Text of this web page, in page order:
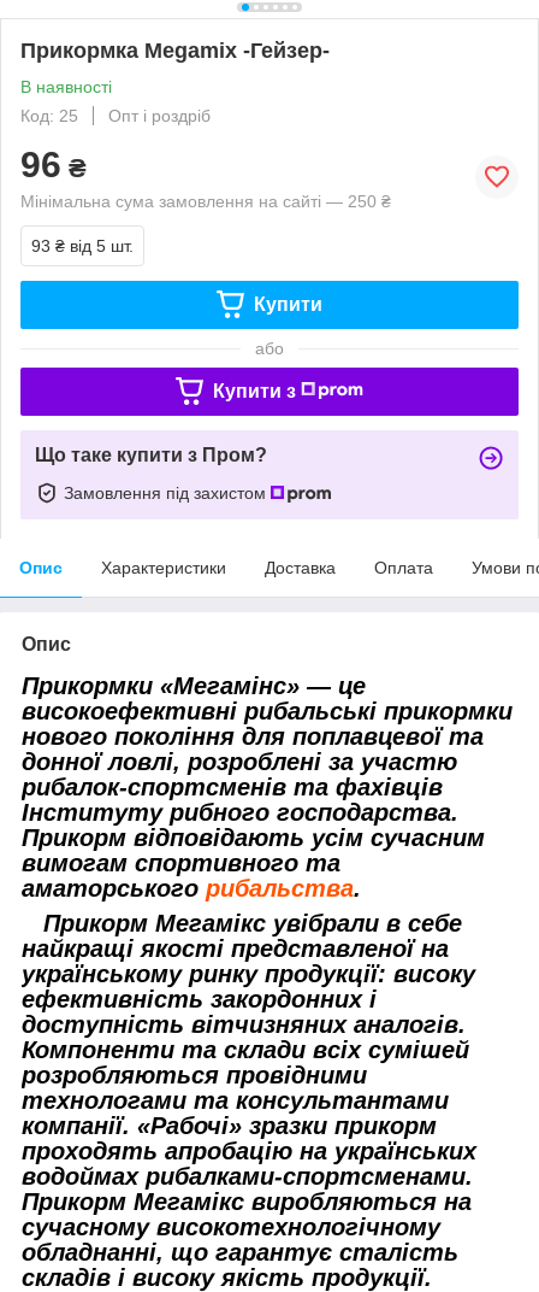
Прикормка Megamix -Гейзер-
В наявності
Код: 25
Опт і роздріб
96 ₴
Мінімальна сума замовлення на сайті — 250 ₴
93 ₴ від 5 шт.
Купити
або
Купити з
Що таке купити з Пром?
Замовлення під захистом
Опис Характеристики Доставка Оплата Умови
Опис
Прикормки «Мегамінс» — це
високоефективні рибальські прикормки
нового покоління для поплавцевої та
донної ловлі, розроблені за участю
рибалок-спортсменів та фахівців
Інституту рибного господарства.
Прикорм відповідають усім сучасним
вимогам спортивного та
аматорського рибальства.
Прикорм Мегамікс увібрали в себе
найкращі якості представленої на
українському ринку продукції: високу
ефективність закордонних і
доступність вітчизняних аналогів.
Компоненти та склади всіх сумішей
розробляються провідними
технологами та консультантами
компанії. «Рабочі» зразки прикорм
проходять апробацію на українських
водоймах рибалками-спортсменами.
Прикорм Мегамікс виробляються на
сучасному високотехнологічному
обладнанні, що гарантує сталість
складів і високу якість продукції.